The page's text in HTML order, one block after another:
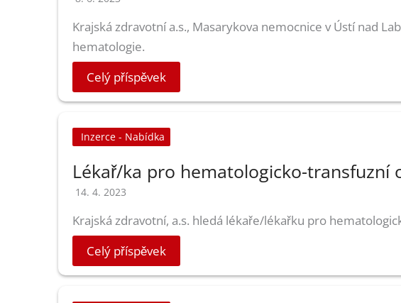
Krajská zdravotní a.s., Masarykova nemocnice v Ústí nad
hematologie.
Celý příspěvek
Inzerce - Nabídka
Lékař/ka pro hematologicko-transfuzní
14. 4. 2023
Krajská zdravotní, a.s. hledá lékaře/lékařku pro
Celý příspěvek